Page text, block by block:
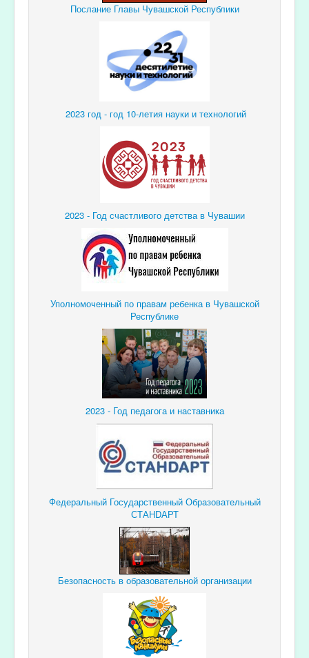
Послание Главы Чувашской Республики
2023 год - год 10-летия науки и технологий
2023 - Год счастливого детства в Чувашии
Уполномоченный по правам ребенка в Чувашской
Республике
2023 - Год педагога и наставника
Федеральный Государственный Образовательный
СТАНDАРТ
Безопасность в образовательной организации